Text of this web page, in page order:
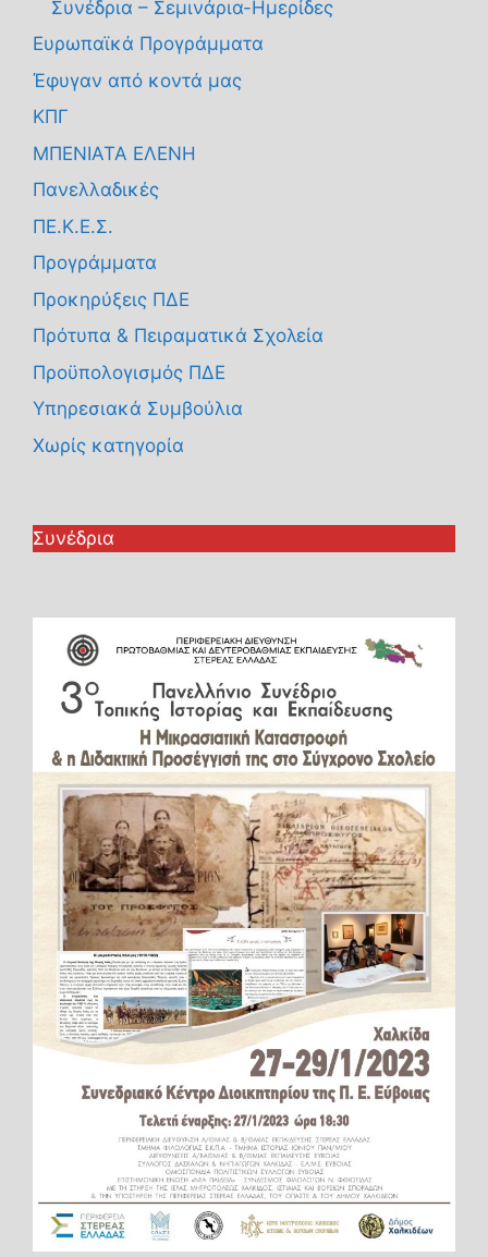
Συνέδρια – Σεμινάρια-Ημερίδες
Ευρωπαϊκά Προγράμματα
Έφυγαν από κοντά μας
ΚΠΓ
ΜΠΕΝΙΑΤΑ ΕΛΕΝΗ
Πανελλαδικές
ΠΕ.Κ.Ε.Σ.
Προγράμματα
Προκηρύξεις ΠΔΕ
Πρότυπα & Πειραματικά Σχολεία
Προϋπολογισμός ΠΔΕ
Υπηρεσιακά Συμβούλια
Χωρίς κατηγορία
Συνέδρια